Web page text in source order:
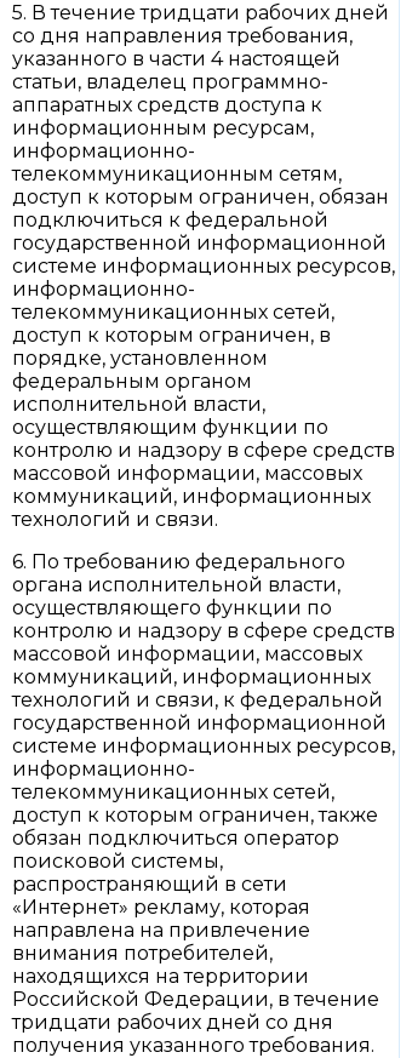
5. В течение тридцати рабочих дней
со дня направления требования,
указанного в части 4 настоящей
статьи, владелец программно-
аппаратных средств доступа к
информационным ресурсам,
информационно-
телекоммуникационным сетям,
доступ к которым ограничен, обязан
подключиться к федеральной
государственной информационной
системе информационных ресурсов,
информационно-
телекоммуникационных сетей,
доступ к которым ограничен, в
порядке, установленном
федеральным органом
исполнительной власти,
осуществляющим функции по
контролю и надзору в сфере средств
массовой информации, массовых
коммуникаций, информационных
технологий и связи.
6. По требованию федерального
органа исполнительной власти,
осуществляющего функции по
контролю и надзору в сфере средств
массовой информации, массовых
коммуникаций, информационных
технологий и связи, к федеральной
государственной информационной
системе информационных ресурсов,
информационно-
телекоммуникационных сетей,
доступ к которым ограничен, также
обязан подключиться оператор
поисковой системы,
распространяющий в сети
«Интернет» рекламу, которая
направлена на привлечение
внимания потребителей,
находящихся на территории
Российской Федерации, в течение
тридцати рабочих дней со дня
получения указанного требования.